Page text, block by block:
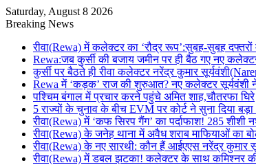
Saturday, August 8 2026
Breaking News
रीवा(Rewa) में कलेक्टर का ‘रौद्र रूप’:सुबह-सुबह
Rewa:जब कुर्सी की बजाय जमीन पर ही बैठ गए नए
कुर्सी पर बैठते ही रीवा कलेक्टर नरेंद्र कुमार
Rewa में ‘कड़क’ राज की शुरुआत? नए कलेक्टर सूर्यवंशी
पश्चिम बंगाल में प्रचार करने पहुंचे अमित शाह,चौतरफा घिरे
5 राज्यों के चुनाव के बीच EVM पर कोर्ट ने सुना दिया
रीवा(Rewa) में ‘कफ सिरप गैंग’ का पर्दाफाश! 285 शीशी
रीवा(Rewa) के जनेह थाना में अवैध शराब माफियाओं का
रीवा(Rewa) के नए सारथी: कौन हैं आईएएस नरेंद्र
रीवा(Rewa) में डबल झटका! कलेक्टर के साथ कमिश्नर